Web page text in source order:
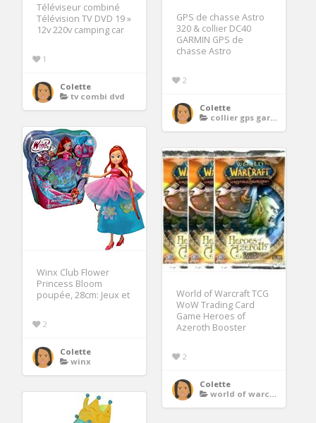
Téléviseur combiné
Télévision TV DVD 19 »
12v 220v camping car
1
Colette
tv combi dvd
GPS de chasse Astro
320 & collier DC40
GARMIN GPS de
chasse Astro
2
Colette
collier gps garmin
Winx Club Flower
Princess Bloom
poupée, 28cm: Jeux et
2
Colette
winx
World of Warcraft TCG
WoW Trading Card
Game Heroes of
Azeroth Booster
2
Colette
world of warcraft